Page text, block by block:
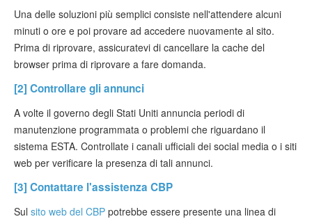
Una delle soluzioni più semplici consiste nell'attendere alcuni
minuti o ore e poi provare ad accedere nuovamente al sito.
Prima di riprovare, assicuratevi di cancellare la cache del
browser prima di riprovare a fare domanda.
[2] Controllare gli annunci
A volte il governo degli Stati Uniti annuncia periodi di
manutenzione programmata o problemi che riguardano il
sistema ESTA. Controllate i canali ufficiali dei social media o i siti
web per verificare la presenza di tali annunci.
[3] Contattare l'assistenza CBP
Sul sito web del CBP potrebbe essere presente una linea di